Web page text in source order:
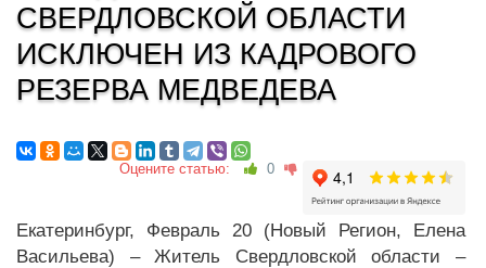
СВЕРДЛОВСКОЙ ОБЛАСТИ
ИСКЛЮЧЕН ИЗ КАДРОВОГО
РЕЗЕРВА МЕДВЕДЕВА
Оцените статью: 0
Екатеринбург, Февраль 20 (Новый Регион, Елена
Васильева) – Житель Свердловской области –